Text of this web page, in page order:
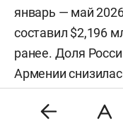
январь — май
составил $2,196
ранее. Доля
Армении